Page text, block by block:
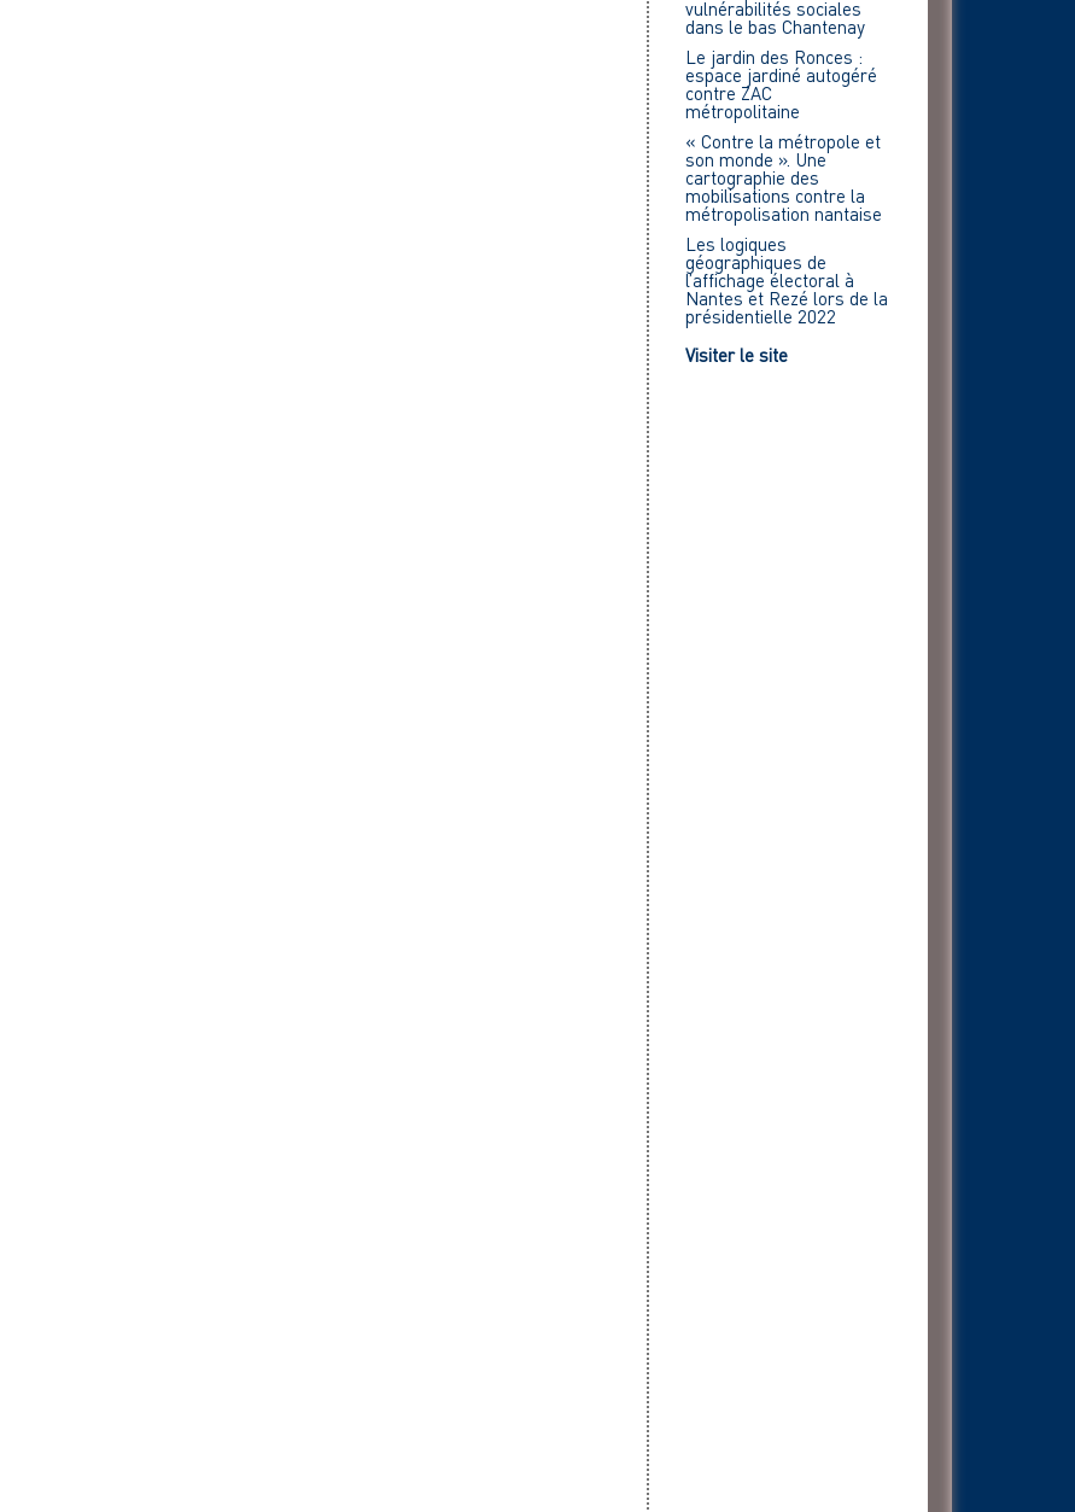
vulnérabilités sociales
dans le bas Chantenay
Le jardin des Ronces :
espace jardiné autogéré
contre ZAC
métropolitaine
« Contre la métropole et
son monde ». Une
cartographie des
mobilisations contre la
métropolisation nantaise
Les logiques
géographiques de
l’affichage électoral à
Nantes et Rezé lors de la
présidentielle 2022
Visiter le site